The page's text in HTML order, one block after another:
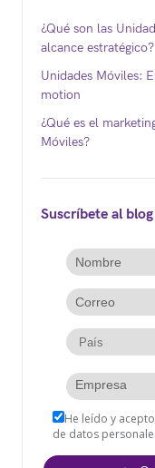
¿Qué son las
alcance estratégico?
Unidades Móviles:
motion
¿Qué es el
Móviles?
Suscríbete al